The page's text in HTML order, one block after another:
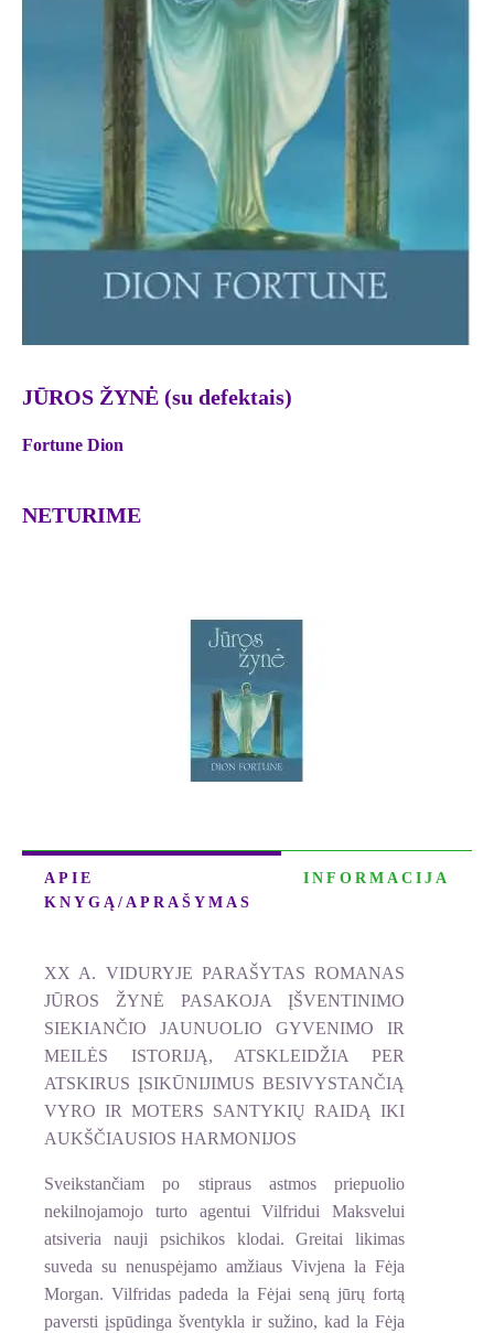
JŪROS ŽYNĖ (su defektais)
Fortune Dion
NETURIME
APIE
KNYGĄ/APRAŠYMAS
INFORMACIJA
XX A. VIDURYJE PARAŠYTAS ROMANAS
JŪROS ŽYNĖ PASAKOJA ĮŠVENTINIMO
SIEKIANČIO JAUNUOLIO GYVENIMO IR
MEILĖS ISTORIJĄ, ATSKLEIDŽIA PER
ATSKIRUS ĮSIKŪNIJIMUS BESIVYSTANČIĄ
VYRO IR MOTERS SANTYKIŲ RAIDĄ IKI
AUKŠČIAUSIOS HARMONIJOS
Sveikstančiam po stipraus astmos priepuolio
nekilnojamojo turto agentui Vilfridui Maksvelui
atsiveria nauji psichikos klodai. Greitai likimas
suveda su nenuspėjamo amžiaus Vivjena la Fėja
Morgan. Vilfridas padeda la Fėjai seną jūrų fortą
paversti įspūdinga šventykla ir sužino, kad la Fėja